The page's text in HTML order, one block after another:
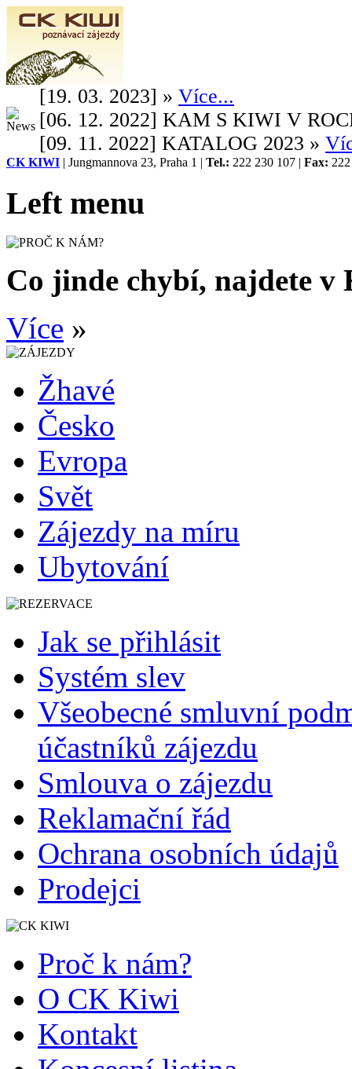
[19. 03. 2023] » Více...
[06. 12. 2022] KAM S KIWI V
[09. 11. 2022] KATALOG 2023 »
CK KIWI | Jungmannova 23, Praha 1 | Tel.: 222 230 107 | Fax:
Left menu
Co jinde chybí, najdete v
Více »
Žhavé
Česko
Evropa
Svět
Zájezdy na míru
Ubytování
Jak se přihlásit
Systém slev
Všeobecné smluvní
účastníků zájezdu
Smlouva o zájezdu
Reklamační řád
Ochrana osobních údajů
Prodejci
Proč k nám?
O CK Kiwi
Kontakt